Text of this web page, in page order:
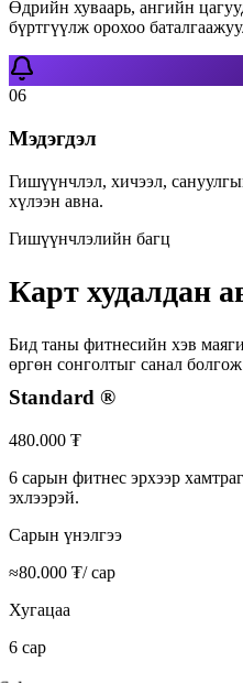
Өдрийн хуваарь, ангийн
бүртгүүлж орохоо
06
Мэдэгдэл
Гишүүнчлэл, хичээл,
хүлээн авна.
Гишүүнчлэлийн багц
Карт худалдан
Бид таны фитнесийн хэв
өргөн сонголтыг санал
Standard ®
480.000 ₮
6 сарын фитнес эрхээр
эхлээрэй.
Сарын үнэлгээ
≈80.000 ₮/ сар
Хугацаа
6 сар